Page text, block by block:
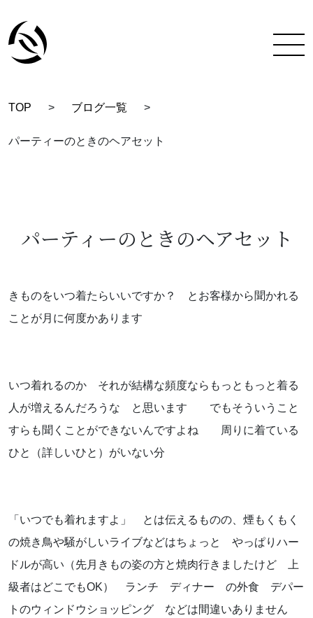
スタッフ紹介
お問い合わせはこちらから
着物・着付け教室についてなど
TOP > ブログ一覧 >
パーティーのときのヘアセット
パーティーのときのヘアセット
きものをいつ着たらいいですか？ とお客様から聞かれる
ことが月に何度かあります
いつ着れるのか それが結構な頻度ならもっともっと着る
人が増えるんだろうな と思います でもそういうこと
すらも聞くことができないんですよね 周りに着ている
ひと（詳しいひと）がいない分
「いつでも着れますよ」 とは伝えるものの、煙もくもく
の焼き鳥や騒がしいライブなどはちょっと やっぱりハー
ドルが高い（先月きもの姿の方と焼肉行きましたけど 上
級者はどこでもOK） ランチ ディナー の外食 デパー
トのウィンドウショッピング などは間違いありません